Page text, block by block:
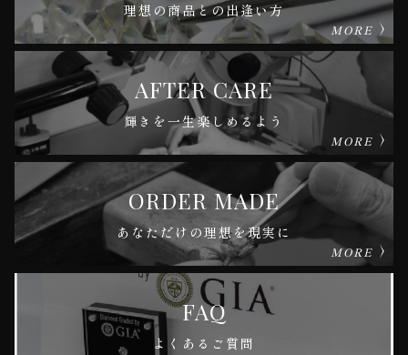
理想の商品との出逢い方
MORE
AFTER CARE
輝きを一生楽しめるよう
MORE
ORDER MADE
あなただけの理想を現実に
MORE
FAQ
よくあるご質問